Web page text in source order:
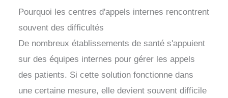
Pourquoi les centres d'appels internes rencontrent
souvent des difficultés
De nombreux établissements de santé s'appuient
sur des équipes internes pour gérer les appels
des patients. Si cette solution fonctionne dans
une certaine mesure, elle devient souvent difficile